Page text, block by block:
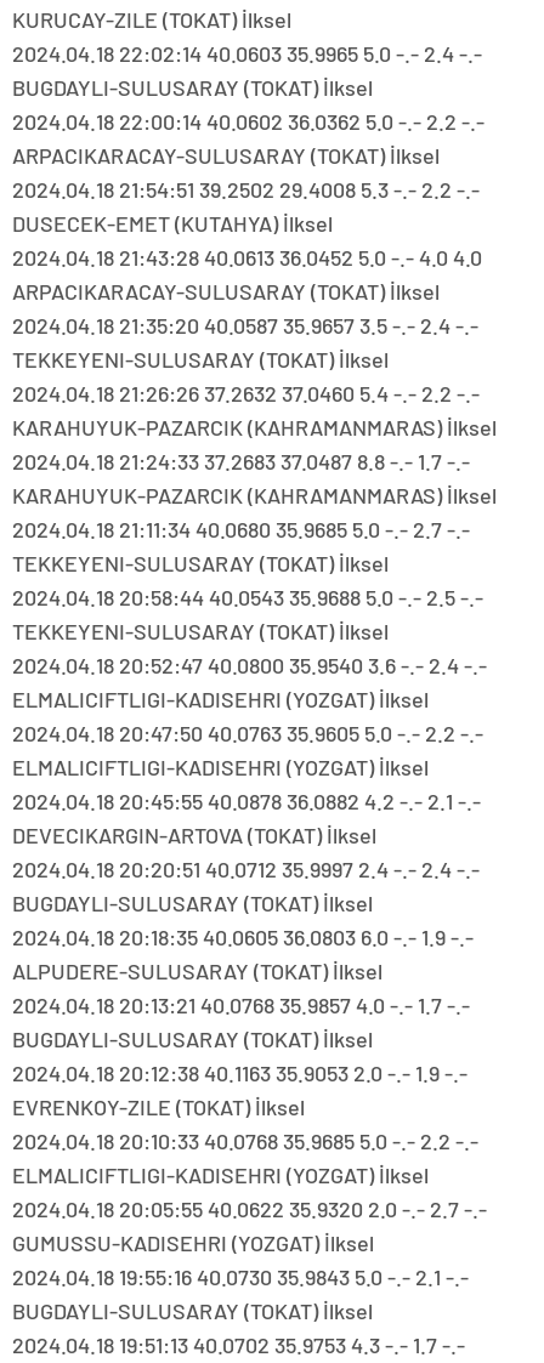
KURUCAY-ZILE (TOKAT) İlksel
2024.04.18 22:02:14 40.0603 35.9965 5.0 -.- 2.4 -.-
BUGDAYLI-SULUSARAY (TOKAT) İlksel
2024.04.18 22:00:14 40.0602 36.0362 5.0 -.- 2.2 -.-
ARPACIKARACAY-SULUSARAY (TOKAT) İlksel
2024.04.18 21:54:51 39.2502 29.4008 5.3 -.- 2.2 -.-
DUSECEK-EMET (KUTAHYA) İlksel
2024.04.18 21:43:28 40.0613 36.0452 5.0 -.- 4.0 4.0
ARPACIKARACAY-SULUSARAY (TOKAT) İlksel
2024.04.18 21:35:20 40.0587 35.9657 3.5 -.- 2.4 -.-
TEKKEYENI-SULUSARAY (TOKAT) İlksel
2024.04.18 21:26:26 37.2632 37.0460 5.4 -.- 2.2 -.-
KARAHUYUK-PAZARCIK (KAHRAMANMARAS) İlksel
2024.04.18 21:24:33 37.2683 37.0487 8.8 -.- 1.7 -.-
KARAHUYUK-PAZARCIK (KAHRAMANMARAS) İlksel
2024.04.18 21:11:34 40.0680 35.9685 5.0 -.- 2.7 -.-
TEKKEYENI-SULUSARAY (TOKAT) İlksel
2024.04.18 20:58:44 40.0543 35.9688 5.0 -.- 2.5 -.-
TEKKEYENI-SULUSARAY (TOKAT) İlksel
2024.04.18 20:52:47 40.0800 35.9540 3.6 -.- 2.4 -.-
ELMALICIFTLIGI-KADISEHRI (YOZGAT) İlksel
2024.04.18 20:47:50 40.0763 35.9605 5.0 -.- 2.2 -.-
ELMALICIFTLIGI-KADISEHRI (YOZGAT) İlksel
2024.04.18 20:45:55 40.0878 36.0882 4.2 -.- 2.1 -.-
DEVECIKARGIN-ARTOVA (TOKAT) İlksel
2024.04.18 20:20:51 40.0712 35.9997 2.4 -.- 2.4 -.-
BUGDAYLI-SULUSARAY (TOKAT) İlksel
2024.04.18 20:18:35 40.0605 36.0803 6.0 -.- 1.9 -.-
ALPUDERE-SULUSARAY (TOKAT) İlksel
2024.04.18 20:13:21 40.0768 35.9857 4.0 -.- 1.7 -.-
BUGDAYLI-SULUSARAY (TOKAT) İlksel
2024.04.18 20:12:38 40.1163 35.9053 2.0 -.- 1.9 -.-
EVRENKOY-ZILE (TOKAT) İlksel
2024.04.18 20:10:33 40.0768 35.9685 5.0 -.- 2.2 -.-
ELMALICIFTLIGI-KADISEHRI (YOZGAT) İlksel
2024.04.18 20:05:55 40.0622 35.9320 2.0 -.- 2.7 -.-
GUMUSSU-KADISEHRI (YOZGAT) İlksel
2024.04.18 19:55:16 40.0730 35.9843 5.0 -.- 2.1 -.-
BUGDAYLI-SULUSARAY (TOKAT) İlksel
2024.04.18 19:51:13 40.0702 35.9753 4.3 -.- 1.7 -.-